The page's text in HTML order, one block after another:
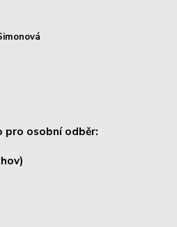
pro osobní odběr: